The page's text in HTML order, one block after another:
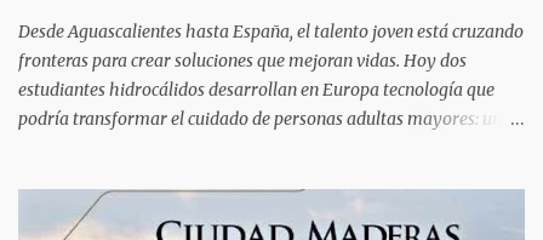
Desde Aguascalientes hasta España, el talento joven está cruzando
fronteras para crear soluciones que mejoran vidas. Hoy dos
estudiantes hidrocálidos desarrollan en Europa tecnología que
podría transformar el cuidado de personas adultas mayores: una
y Ernesto González Gómez, estudiantes de la Universidad